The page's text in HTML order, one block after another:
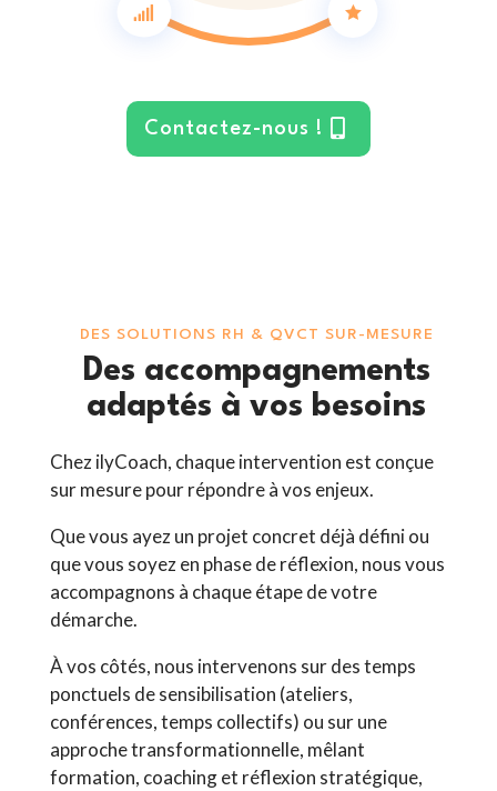


Contactez-nous !
DES SOLUTIONS RH & QVCT SUR-MESURE
Des accompagnements
adaptés à vos besoins
Chez ilyCoach, chaque intervention est conçue
sur mesure pour répondre à vos enjeux.
Que vous ayez un projet concret déjà défini ou
que vous soyez en phase de réflexion, nous vous
accompagnons à chaque étape de votre
démarche.
À vos côtés, nous intervenons sur des temps
ponctuels de sensibilisation (ateliers,
conférences, temps collectifs) ou sur une
approche transformationnelle, mêlant
formation, coaching et réflexion stratégique,